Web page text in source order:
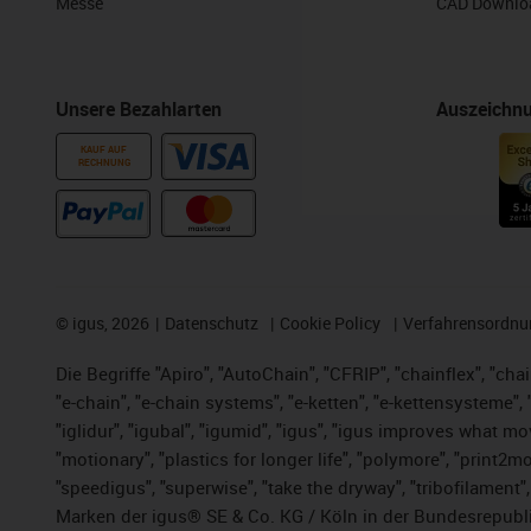
Unsere Bezahlarten
KAUF AUF
RECHNUNG
© igus, 2026 Datenschutz Cookie Policy
Die Begriffe "Apiro", "AutoChain", "CFRIP", "chainflex",
"e-chain", "e-chain systems", "e-ketten", "e-
"iglidur", "igubal", "igumid", "igus", "igus improves what
"motionary", "plastics for longer life", "polymore",
"speedigus", "superwise", "take the dryway",
Marken der igus® SE & Co. KG / Köln in der